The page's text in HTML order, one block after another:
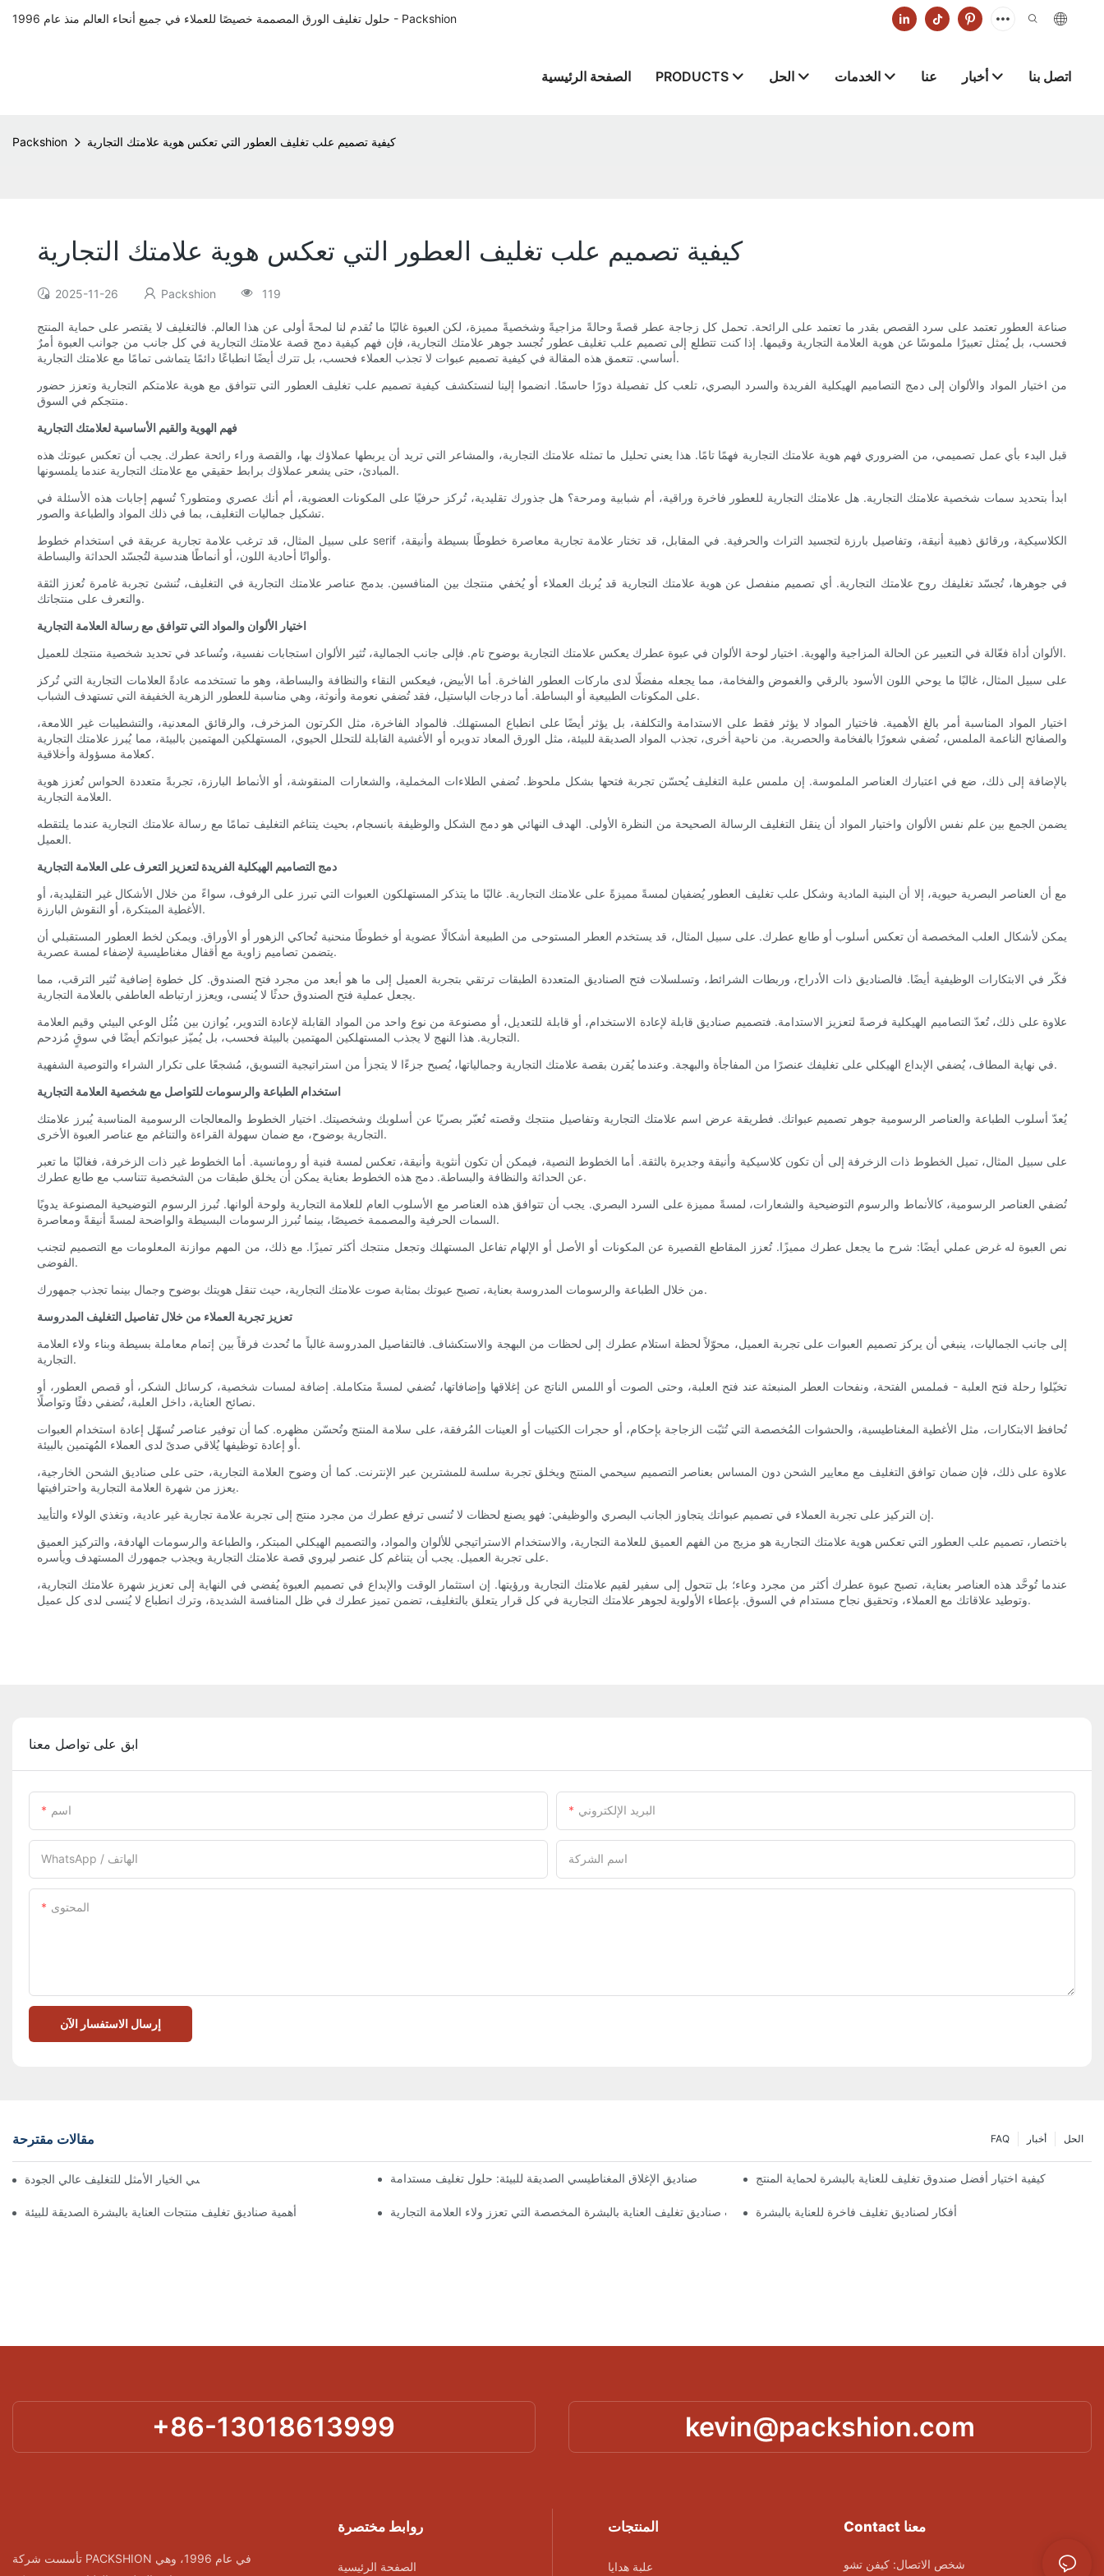
حلول تغليف الورق المصممة خصيصًا للعملاء في جميع أنحاء العالم منذ عام 1996 - Packshion
الصفحة الرئيسية PRODUCTS الحل الخدمات عنا أخبار اتصل بنا
Packshion كيفية تصميم علب تغليف العطور التي تعكس هوية علامتك التجارية
كيفية تصميم علب تغليف العطور التي تعكس هوية علامتك التجارية
2025-11-26 Packshion 119
صناعة العطور تعتمد على سرد القصص بقدر ما تعتمد على الرائحة. تحمل كل زجاجة عطر قصةً وحالةً مزاجيةً وشخصيةً مميزة، لكن العبوة غالبًا ما تُقدم لنا لمحةً أولى عن هذا العالم. فالتغليف لا يقتصر على حماية المنتج
فحسب، بل يُمثل تعبيرًا ملموسًا عن هوية العلامة التجارية وقيمها. إذا كنت تتطلع إلى تصميم علب تغليف عطور تُجسد جوهر علامتك التجارية، فإن فهم كيفية دمج قصة علامتك التجارية في كل جانب من جوانب العبوة أمرٌ
أساسي. تتعمق هذه المقالة في كيفية تصميم عبوات لا تجذب العملاء فحسب، بل تترك أيضًا انطباعًا دائمًا يتماشى تمامًا مع علامتك التجارية.
من اختيار المواد والألوان إلى دمج التصاميم الهيكلية الفريدة والسرد البصري، تلعب كل تفصيلة دورًا حاسمًا. انضموا إلينا لنستكشف كيفية تصميم علب تغليف العطور التي تتوافق مع هوية علامتكم التجارية وتعزز حضور
منتجكم في السوق.
فهم الهوية والقيم الأساسية لعلامتك التجارية
قبل البدء بأي عمل تصميمي، من الضروري فهم هوية علامتك التجارية فهمًا تامًا. هذا يعني تحليل ما تمثله علامتك التجارية، والمشاعر التي تريد أن يربطها عملاؤك بها، والقصة وراء رائحة عطرك. يجب أن تعكس عبوتك هذه
المبادئ، حتى يشعر عملاؤك برابط حقيقي مع علامتك التجارية عندما يلمسونها.
ابدأ بتحديد سمات شخصية علامتك التجارية. هل علامتك التجارية للعطور فاخرة وراقية، أم شبابية ومرحة؟ هل جذورك تقليدية، تُركز حرفيًا على المكونات العضوية، أم أنك عصري ومتطور؟ تُسهم إجابات هذه الأسئلة في
تشكيل جماليات التغليف، بما في ذلك المواد والطباعة والصور.
على سبيل المثال، قد ترغب علامة تجارية عريقة في استخدام خطوط serif الكلاسيكية، ورقائق ذهبية أنيقة، وتفاصيل بارزة لتجسيد التراث والحرفية. في المقابل، قد تختار علامة تجارية معاصرة خطوطًا بسيطة وأنيقة،
وألوانًا أحادية اللون، أو أنماطًا هندسية لتُجسّد الحداثة والبساطة.
في جوهرها، تُجسّد تغليفك روح علامتك التجارية. أي تصميم منفصل عن هوية علامتك التجارية قد يُربك العملاء أو يُخفي منتجك بين المنافسين. بدمج عناصر علامتك التجارية في التغليف، تُنشئ تجربة غامرة تُعزز الثقة
والتعرف على منتجاتك.
اختيار الألوان والمواد التي تتوافق مع رسالة العلامة التجارية
الألوان أداة فعّالة في التعبير عن الحالة المزاجية والهوية. اختيار لوحة الألوان في عبوة عطرك يعكس علامتك التجارية بوضوح تام. فإلى جانب الجمالية، تُثير الألوان استجابات نفسية، وتُساعد في تحديد شخصية منتجك للعميل.
على سبيل المثال، غالبًا ما يوحي اللون الأسود بالرقي والغموض والفخامة، مما يجعله مفضلًا لدى ماركات العطور الفاخرة. أما الأبيض، فيعكس النقاء والنظافة والبساطة، وهو ما تستخدمه عادةً العلامات التجارية التي تُركز
على المكونات الطبيعية أو البساطة. أما درجات الباستيل، فقد تُضفي نعومة وأنوثة، وهي مناسبة للعطور الزهرية الخفيفة التي تستهدف الشباب.
اختيار المواد المناسبة أمر بالغ الأهمية. فاختيار المواد لا يؤثر فقط على الاستدامة والتكلفة، بل يؤثر أيضًا على انطباع المستهلك. فالمواد الفاخرة، مثل الكرتون المزخرف، والرقائق المعدنية، والتشطيبات غير اللامعة،
والصفائح الناعمة الملمس، تُضفي شعورًا بالفخامة والحصرية. من ناحية أخرى، تجذب المواد الصديقة للبيئة، مثل الورق المعاد تدويره أو الأغشية القابلة للتحلل الحيوي، المستهلكين المهتمين بالبيئة، مما يُبرز علامتك التجارية
كعلامة مسؤولة وأخلاقية.
بالإضافة إلى ذلك، ضع في اعتبارك العناصر الملموسة. إن ملمس علبة التغليف يُحسّن تجربة فتحها بشكل ملحوظ. تُضفي الطلاءات المخملية، والشعارات المنقوشة، أو الأنماط البارزة، تجربةً متعددة الحواس تُعزز هوية
العلامة التجارية.
يضمن الجمع بين علم نفس الألوان واختيار المواد أن ينقل التغليف الرسالة الصحيحة من النظرة الأولى. الهدف النهائي هو دمج الشكل والوظيفة بانسجام، بحيث يتناغم التغليف تمامًا مع رسالة علامتك التجارية عندما يلتقطه
العميل.
دمج التصاميم الهيكلية الفريدة لتعزيز التعرف على العلامة التجارية
مع أن العناصر البصرية حيوية، إلا أن البنية المادية وشكل علب تغليف العطور يُضفيان لمسةً مميزةً على علامتك التجارية. غالبًا ما يتذكر المستهلكون العبوات التي تبرز على الرفوف، سواءً من خلال الأشكال غير التقليدية، أو
الأغطية المبتكرة، أو النقوش البارزة.
يمكن لأشكال العلب المخصصة أن تعكس أسلوب أو طابع عطرك. على سبيل المثال، قد يستخدم العطر المستوحى من الطبيعة أشكالًا عضوية أو خطوطًا منحنية تُحاكي الزهور أو الأوراق. ويمكن لخط العطور المستقبلي أن
يتضمن تصاميم زاوية مع أقفال مغناطيسية لإضفاء لمسة عصرية.
فكّر في الابتكارات الوظيفية أيضًا. فالصناديق ذات الأدراج، وربطات الشرائط، وتسلسلات فتح الصناديق المتعددة الطبقات ترتقي بتجربة العميل إلى ما هو أبعد من مجرد فتح الصندوق. كل خطوة إضافية تُثير الترقب، مما
يجعل عملية فتح الصندوق حدثًا لا يُنسى، ويعزز ارتباطه العاطفي بالعلامة التجارية.
علاوة على ذلك، تُعدّ التصاميم الهيكلية فرصةً لتعزيز الاستدامة. فتصميم صناديق قابلة لإعادة الاستخدام، أو قابلة للتعديل، أو مصنوعة من نوع واحد من المواد القابلة لإعادة التدوير، يُوازن بين مُثُل الوعي البيئي وقيم العلامة
التجارية. هذا النهج لا يجذب المستهلكين المهتمين بالبيئة فحسب، بل يُميّز عبواتكم أيضًا في سوقٍ مُزدحم.
في نهاية المطاف، يُضفي الإبداع الهيكلي على تغليفك عنصرًا من المفاجأة والبهجة. وعندما يُقرن بقصة علامتك التجارية وجمالياتها، يُصبح جزءًا لا يتجزأ من استراتيجية التسويق، مُشجعًا على تكرار الشراء والتوصية الشفهية.
استخدام الطباعة والرسومات للتواصل مع شخصية العلامة التجارية
يُعدّ أسلوب الطباعة والعناصر الرسومية جوهر تصميم عبواتك. فطريقة عرض اسم علامتك التجارية وتفاصيل منتجك وقصته تُعبّر بصريًا عن أسلوبك وشخصيتك. اختيار الخطوط والمعالجات الرسومية المناسبة يُبرز علامتك
التجارية بوضوح، مع ضمان سهولة القراءة والتناغم مع عناصر العبوة الأخرى.
على سبيل المثال، تميل الخطوط ذات الزخرفة إلى أن تكون كلاسيكية وأنيقة وجديرة بالثقة. أما الخطوط النصية، فيمكن أن تكون أنثوية وأنيقة، تعكس لمسة فنية أو رومانسية. أما الخطوط غير ذات الزخرفة، فغالبًا ما تعبر
عن الحداثة والنظافة والبساطة. دمج هذه الخطوط بعناية يمكن أن يخلق طبقات من الشخصية تتناسب مع طابع عطرك.
تُضفي العناصر الرسومية، كالأنماط والرسوم التوضيحية والشعارات، لمسةً مميزة على السرد البصري. يجب أن تتوافق هذه العناصر مع الأسلوب العام للعلامة التجارية ولوحة ألوانها. تُبرز الرسوم التوضيحية المصنوعة يدويًا
السمات الحرفية والمصممة خصيصًا، بينما تُبرز الرسومات البسيطة والواضحة لمسةً أنيقةً ومعاصرة.
نص العبوة له غرض عملي أيضًا: شرح ما يجعل عطرك مميزًا. تُعزز المقاطع القصيرة عن المكونات أو الأصل أو الإلهام تفاعل المستهلك وتجعل منتجك أكثر تميزًا. مع ذلك، من المهم موازنة المعلومات مع التصميم لتجنب
الفوضى.
من خلال الطباعة والرسومات المدروسة بعناية، تصبح عبوتك بمثابة صوت علامتك التجارية، حيث تنقل هويتك بوضوح وجمال بينما تجذب جمهورك.
تعزيز تجربة العملاء من خلال تفاصيل التغليف المدروسة
إلى جانب الجماليات، ينبغي أن يركز تصميم العبوات على تجربة العميل، محوّلاً لحظة استلام عطرك إلى لحظات من البهجة والاستكشاف. فالتفاصيل المدروسة غالباً ما تُحدث فرقاً بين إتمام معاملة بسيطة وبناء ولاء العلامة
التجارية.
تخيّلوا رحلة فتح العلبة - فملمس الفتحة، ونفحات العطر المنبعثة عند فتح العلبة، وحتى الصوت أو اللمس الناتج عن إغلاقها وإضافاتها، تُضفي لمسةً متكاملة. إضافة لمسات شخصية، كرسائل الشكر، أو قصص العطور، أو
نصائح العناية، داخل العلبة، تُضفي دفئًا وتواصلًا.
تُحافظ الابتكارات، مثل الأغطية المغناطيسية، والحشوات المُخصصة التي تُثبّت الزجاجة بإحكام، أو حجرات الكتيبات أو العينات المُرفقة، على سلامة المنتج وتُحسّن مظهره. كما أن توفير عناصر تُسهّل إعادة استخدام العبوات
أو إعادة توظيفها يُلاقي صدىً لدى العملاء المُهتمين بالبيئة.
علاوة على ذلك، فإن ضمان توافق التغليف مع معايير الشحن دون المساس بعناصر التصميم سيحمي المنتج ويخلق تجربة سلسة للمشترين عبر الإنترنت. كما أن وضوح العلامة التجارية، حتى على صناديق الشحن الخارجية،
يعزز من شهرة العلامة التجارية واحترافيتها.
إن التركيز على تجربة العملاء في تصميم عبواتك يتجاوز الجانب البصري والوظيفي: فهو يصنع لحظات لا تُنسى ترفع عطرك من مجرد منتج إلى تجربة علامة تجارية غير عادية، وتغذي الولاء والتأييد.
باختصار، تصميم علب العطور التي تعكس هوية علامتك التجارية هو مزيج من الفهم العميق للعلامة التجارية، والاستخدام الاستراتيجي للألوان والمواد، والتصميم الهيكلي المبتكر، والطباعة والرسومات الهادفة، والتركيز العميق
على تجربة العميل. يجب أن يتناغم كل عنصر ليروي قصة علامتك التجارية ويجذب جمهورك المستهدف ويأسره.
عندما تُوحَّد هذه العناصر بعناية، تصبح عبوة عطرك أكثر من مجرد وعاء؛ بل تتحول إلى سفير لقيم علامتك التجارية ورؤيتها. إن استثمار الوقت والإبداع في تصميم العبوة يُفضي في النهاية إلى تعزيز شهرة علامتك التجارية،
وتوطيد علاقاتك مع العملاء، وتحقيق نجاح مستدام في السوق. بإعطاء الأولوية لجوهر علامتك التجارية في كل قرار يتعلق بالتغليف، تضمن تميز عطرك في ظل المنافسة الشديدة، وترك انطباع لا يُنسى لدى كل عميل.
ابق على تواصل معنا
اسم البريد الإلكتروني
WhatsApp / الهاتف اسم الشركة
المحتوى
إرسال الاستفسار الآن
مقالات مقترحة الحل أخبار FAQ
لماذا تُعدّ الصناديق ذات الإغلاق المغناطيسي الخيار الأمثل للتغليف عالي الجودة صناديق الإغلاق المغناطيسي الصديقة للبيئة: حلول تغليف مستدامة كيفية اختيار أفضل صندوق تغليف للعناية بالبشرة لحماية المنتج
أهمية صناديق تغليف منتجات العناية بالبشرة الصديقة للبيئة تصميمات صناديق تغليف العناية بالبشرة المخصصة التي تعزز ولاء العلامة التجاريةأفكار لصناديق تغليف فاخرة للعناية بالبشرة
+86-13018613999 kevin@packshion.com
تأسست شركة PACKSHION في عام 1996، وهي
روابط مختصرة
الصفحة الرئيسية
المنتجات
علبة هدايا
Contact معنا
شخص الاتصال: كيفن تشو